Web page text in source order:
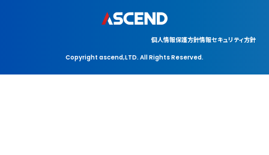
Copyright ascend,LTD. All Rights Reserved.
個人情報保護方針情報セキュリティ方針